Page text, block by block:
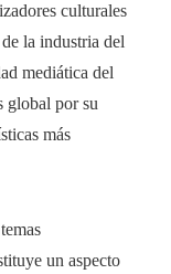
culturales
la industria del
mediática del
global por su
más
un aspecto